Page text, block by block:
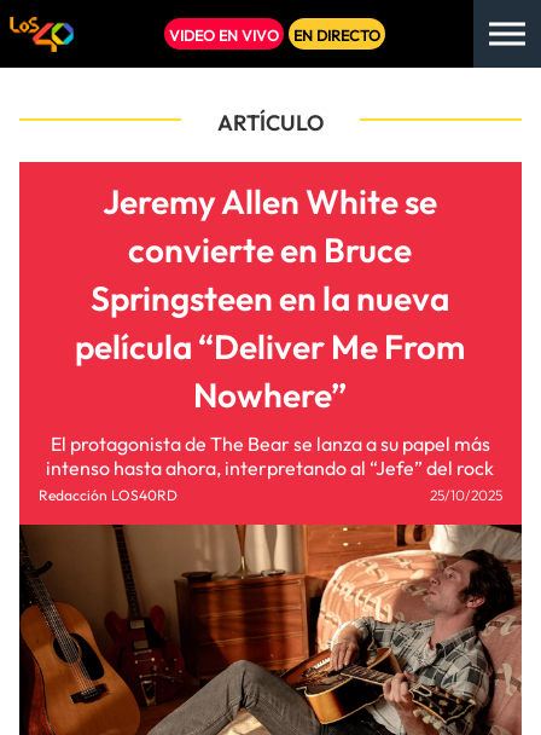
VIDEO EN VIVO EN DIRECTO
ARTÍCULO
Jeremy Allen White se
convierte en Bruce
Springsteen en la nueva
película “Deliver Me From
Nowhere”
El protagonista de The Bear se lanza a su papel más
intenso hasta ahora, interpretando al “Jefe” del rock
Redacción LOS40RD 25/10/2025